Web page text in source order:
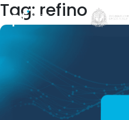
Tag: refino